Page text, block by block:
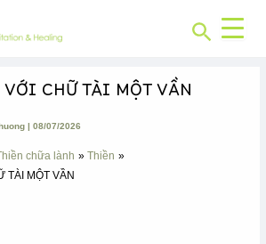
Search
CHỮ TÀI MỘT VẦN
|08/07/2026
chữa lành
Thiền
TÀI MỘT VẦN